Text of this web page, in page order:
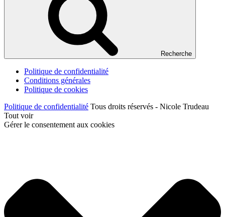
Recherche
Politique de confidentialité
Conditions générales
Politique de cookies
Politique de confidentialité Tous droits réservés - Nicole Trudeau
Tout voir
Gérer le consentement aux cookies